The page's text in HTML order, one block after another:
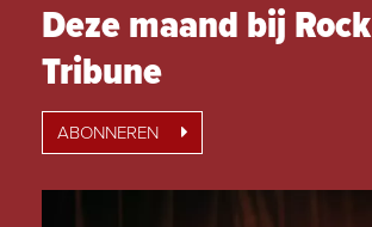
Deze maand bij Rock
Tribune
ABONNEREN